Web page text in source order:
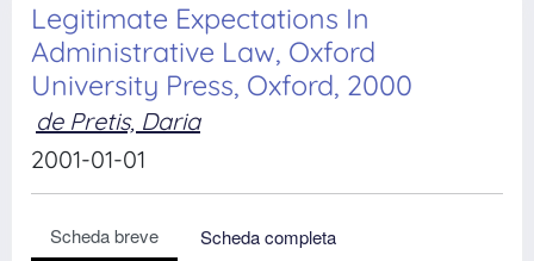
Legitimate Expectations In
Administrative Law, Oxford
University Press, Oxford, 2000
de Pretis, Daria
2001-01-01
Scheda breve
Scheda completa